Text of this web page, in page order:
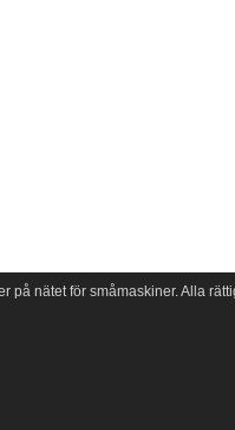
på nätet för småmaskiner. Alla